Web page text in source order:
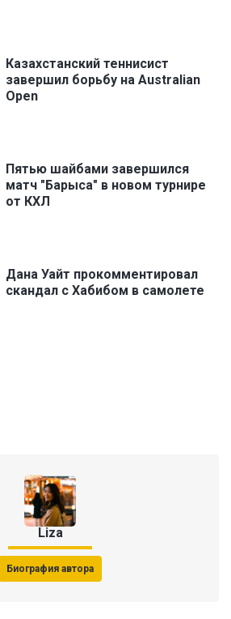
Казахстанский теннисист
завершил борьбу на Australian
Open
Пятью шайбами завершился
матч "Барыса" в новом турнире
от КХЛ
Дана Уайт прокомментировал
скандал с Хабибом в самолете
Liza
Биография автора